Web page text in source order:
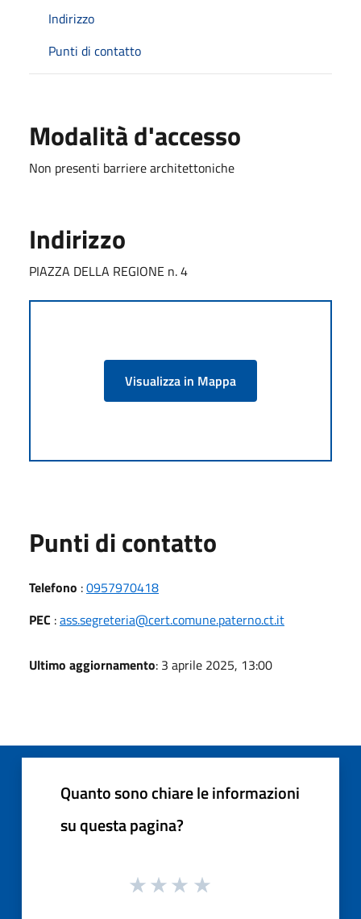
Indirizzo
Punti di contatto
Modalità d'accesso
Non presenti barriere architettoniche
Indirizzo
PIAZZA DELLA REGIONE n. 4
Visualizza in Mappa
Punti di contatto
Telefono :0957970418
PEC :ass.segreteria@cert.comune.paterno.ct.it
Ultimo aggiornamento: 3 aprile 2025, 13:00
Quanto sono chiare le informazioni
su questa pagina?